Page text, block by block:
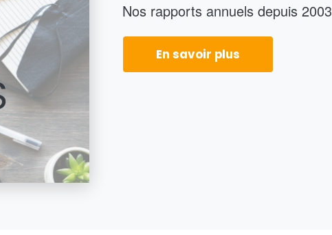
Nos rapports annuels depuis 2003
En savoir plus